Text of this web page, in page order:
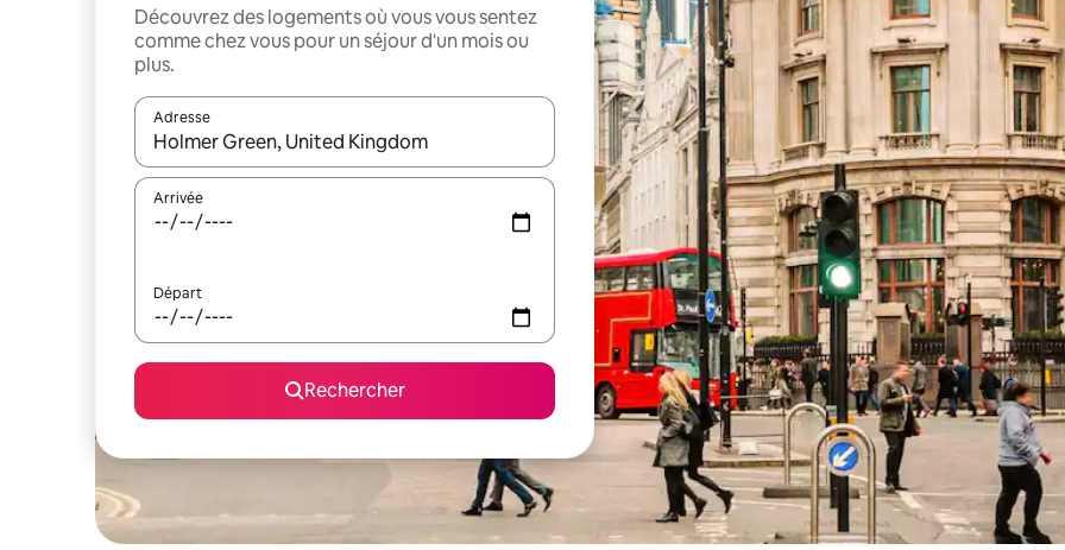
Découvrez des logements où vous vous sentez
comme chez vous pour un séjour d'un mois ou
plus.
Adresse
Lorsque les résultats s'affichent, utilisez les flèches vers le haut et vers le bas pour les parcourir ou en appuyant et en
Arrivée
Départ
Rechercher